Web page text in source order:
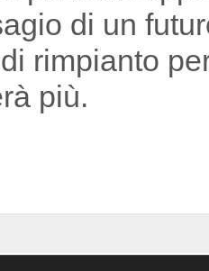
di un
rimpianto
più.